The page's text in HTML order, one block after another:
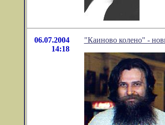
06.07.2004
14:18
"Каиново колено" -